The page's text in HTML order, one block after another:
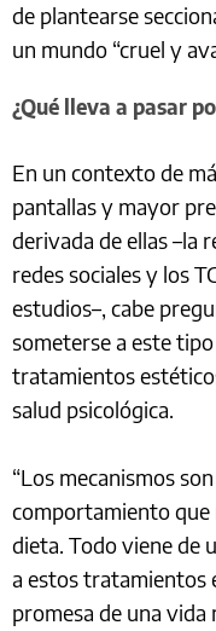
de plantearse
un mundo “cruel y
¿Qué lleva a pasar
En un contexto de
pantallas y mayor
derivada de ellas –la
redes sociales y los
estudios–, cabe
someterse a este
tratamientos
salud psicológica.
“Los mecanismos
comportamiento que
dieta. Todo viene de
a estos tratamientos
promesa de una vida